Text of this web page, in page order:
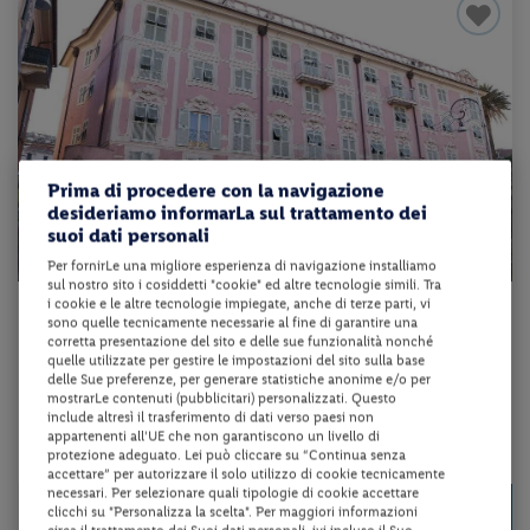
Liguria - Rapallo (GE)
HOTEL EUROPA DESIGN SPA
pernottamento e colazione
da 102 € per notte
Check-in
dal 26/08/26
da204 €
Prima di procedere con la navigazione
desideriamo informarLa sul trattamento dei
suoi dati personali
Per fornirLe una migliore esperienza di navigazione installiamo
sul nostro sito i cosiddetti "cookie" ed altre tecnologie simili. Tra
i cookie e le altre tecnologie impiegate, anche di terze parti, vi
sono quelle tecnicamente necessarie al fine di garantire una
corretta presentazione del sito e delle sue funzionalità nonché
quelle utilizzate per gestire le impostazioni del sito sulla base
delle Sue preferenze, per generare statistiche anonime e/o per
mostrarLe contenuti (pubblicitari) personalizzati. Questo
include altresì il trasferimento di dati verso paesi non
appartenenti all'UE che non garantiscono un livello di
protezione adeguato. Lei può cliccare su “Continua senza
accettare” per autorizzare il solo utilizzo di cookie tecnicamente
necessari. Per selezionare quali tipologie di cookie accettare
clicchi su "Personalizza la scelta". Per maggiori informazioni